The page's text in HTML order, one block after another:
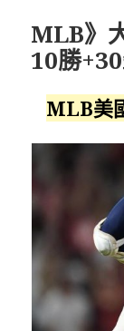
MLB》
10勝
MLB美